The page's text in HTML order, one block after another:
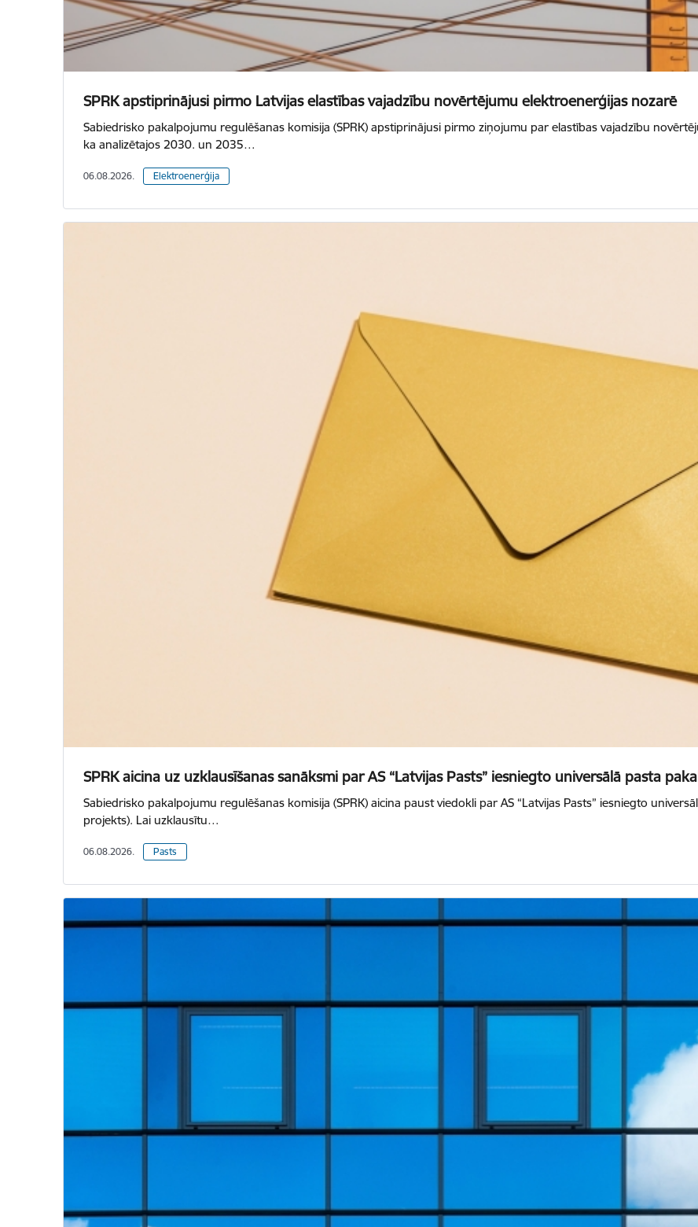
SPRK apstiprinājusi pirmo Latvijas elastības vajadzību novērtējumu elektroenerģijas nozarē
Sabiedrisko pakalpojumu regulēšanas komisija (SPRK) apstiprinājusi pirmo ziņojumu par elastības vajadzību
ka analizētajos 2030. un 2035…
06.08.2026. Elektroenerģija
SPRK aicina uz uzklausīšanas sanāksmi par AS “Latvijas Pasts” iesniegto universālā pasta
Sabiedrisko pakalpojumu regulēšanas komisija (SPRK) aicina paust viedokli par AS “Latvijas Pasts” iesniegto
projekts). Lai uzklausītu…
06.08.2026. Pasts